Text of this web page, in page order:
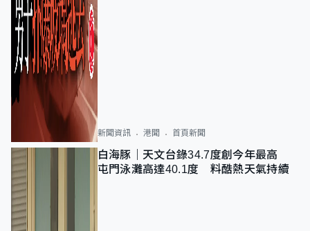
新聞資訊 港聞 首頁新聞
白海豚｜天文台錄34.7度創今年最高
屯門泳灘高達40.1度 料酷熱天氣持續